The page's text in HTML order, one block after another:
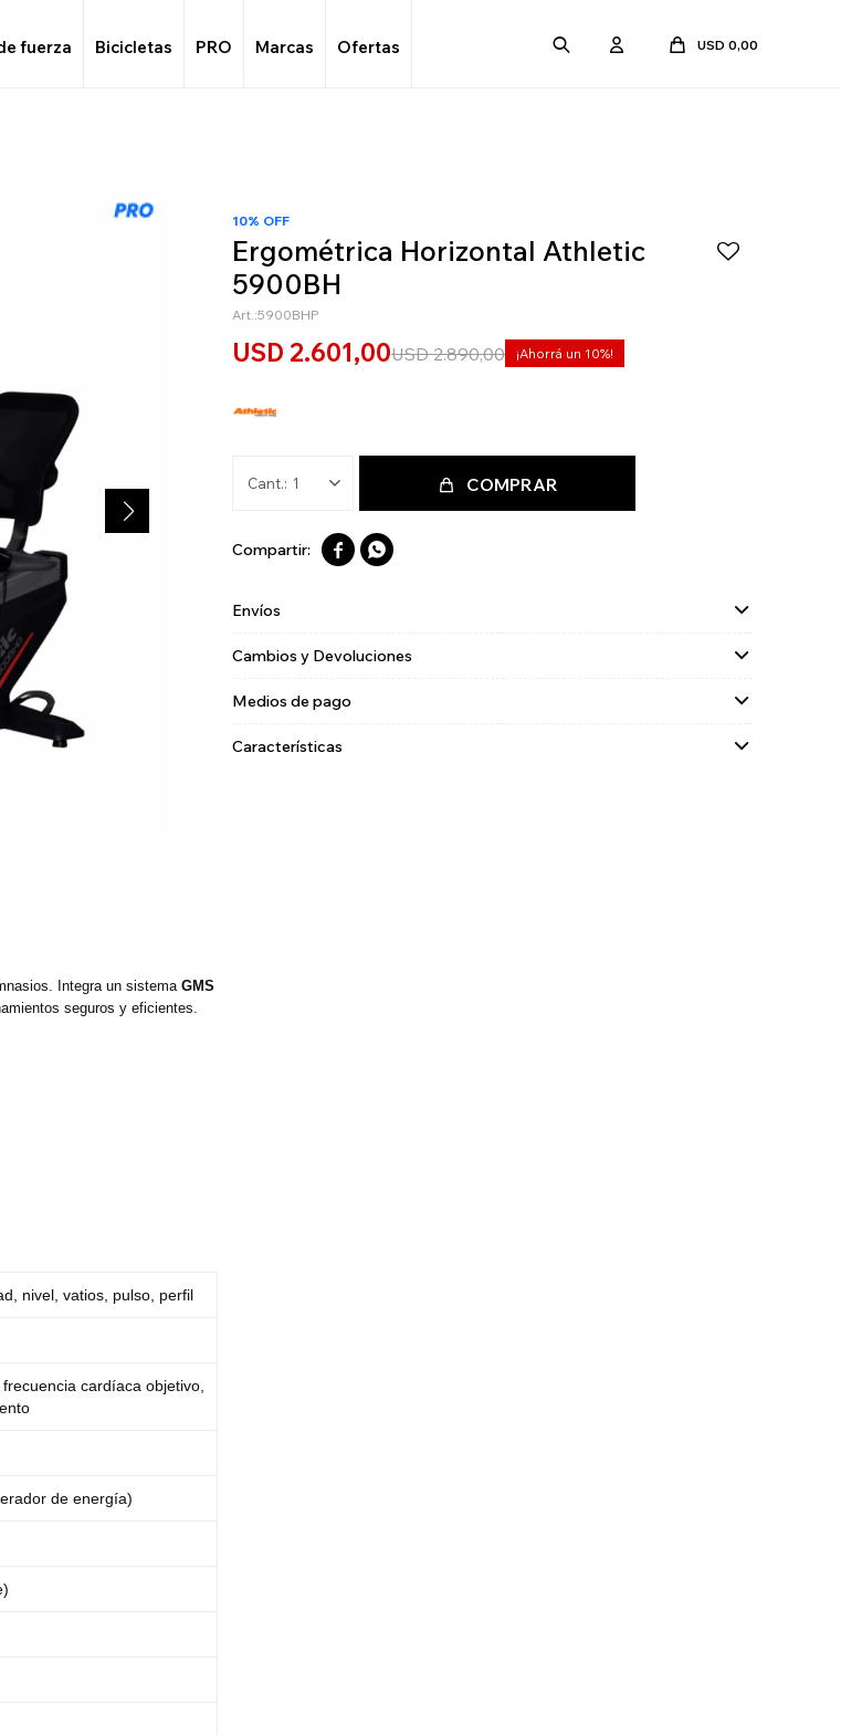
fuerza Bicicletas PRO Marcas Ofertas USD 0,00
10% OFF
Ergométrica Horizontal Athletic
5900BH
5900BHP
USD 2.601,00USD 2.890,00 10
1 COMPRAR
 
Envíos
Cambios y Devoluciones
Medios de pago
Características
Integra un sistema GMS
seguros y eficientes.
nivel, vatios, pulso, perfil
cardíaca objetivo,
de energía)